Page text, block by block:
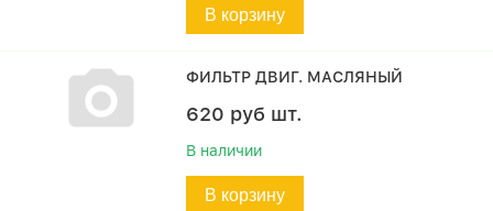
В корзину
ФИЛЬТР ДВИГ. МАСЛЯНЫЙ
620 руб шт.
В наличии
В корзину